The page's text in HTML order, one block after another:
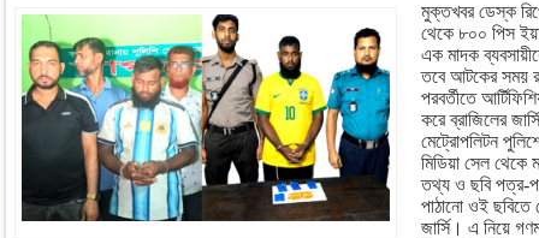
মুক্তখবর ডেস্ক
থেকে ৮০০ পিস
এক মাদক
তবে আটকের সময়
পরবর্তীতে
করে ব্রাজিলের
মেট্রোপলিটন
মিডিয়া সেল থেকে
তথ্য ও ছবি পত্র-
পাঠানো ওই ছবিতে
জার্সি। এ নিয়ে